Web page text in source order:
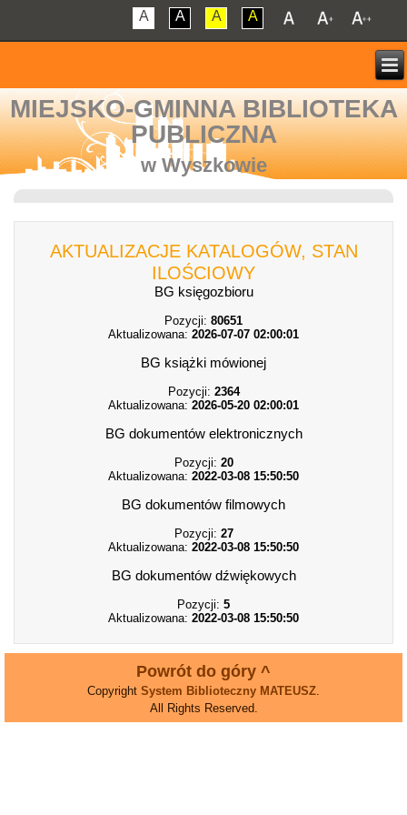
A A A A
MIEJSKO-GMINNA BIBLIOTEKA
PUBLICZNA
w Wyszkowie
AKTUALIZACJE KATALOGÓW, STAN
ILOŚCIOWY
BG księgozbioru
Pozycji: 80651
Aktualizowana: 2026-07-07 02:00:01
BG książki mówionej
Pozycji: 2364
Aktualizowana: 2026-05-20 02:00:01
BG dokumentów elektronicznych
Pozycji: 20
Aktualizowana: 2022-03-08 15:50:50
BG dokumentów filmowych
Pozycji: 27
Aktualizowana: 2022-03-08 15:50:50
BG dokumentów dźwiękowych
Pozycji: 5
Aktualizowana: 2022-03-08 15:50:50
Powrót do góry ^
Copyright System Biblioteczny MATEUSZ
All Rights Reserved.